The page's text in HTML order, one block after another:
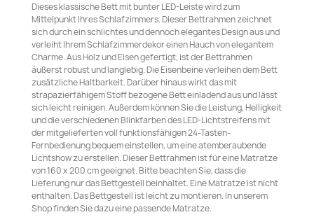
Dieses klassische Bett mit bunter LED-Leiste wird zum
Mittelpunkt Ihres Schlafzimmers. Dieser Bettrahmen zeichnet
sich durch ein schlichtes und dennoch elegantes Design aus und
verleiht Ihrem Schlafzimmerdekor einen Hauch von elegantem
Charme. Aus Holz und Eisen gefertigt, ist der Bettrahmen
äußerst robust und langlebig. Die Eisenbeine verleihen dem Bett
zusätzliche Haltbarkeit. Darüber hinaus wirkt das mit
strapazierfähigem Stoff bezogene Bett einladend aus und lässt
sich leicht reinigen. Außerdem können Sie die Leistung, Helligkeit
und die verschiedenen Blinkfarben des LED-Lichtstreifens mit
der mitgelieferten voll funktionsfähigen 24-Tasten-
Fernbedienung bequem einstellen, um eine atemberaubende
Lichtshow zu erstellen. Dieser Bettrahmen ist für eine Matratze
von 160 x 200 cm geeignet. Bitte beachten Sie, dass die
Lieferung nur das Bettgestell beinhaltet. Eine Matratze ist nicht
enthalten. Das Bettgestell ist leicht zu montieren. In unserem
Shop finden Sie dazu eine passende Matratze.